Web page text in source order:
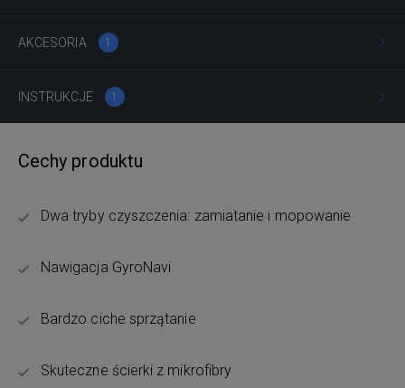
AKCESORIA 1
INSTRUKCJE 1
Cechy produktu
Dwa tryby czyszczenia: zamiatanie i mopowanie
Nawigacja GyroNavi
Bardzo ciche sprzątanie
Skuteczne ścierki z mikrofibry